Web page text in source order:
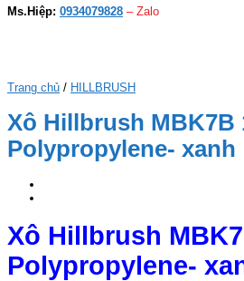
Ms.Hiệp: 0934079828 – Zalo
Trang chủ / HILLBRUSH
Xô Hillbrush MBK7B
Polypropylene- xanh
Xô Hillbrush
Polypropylene-